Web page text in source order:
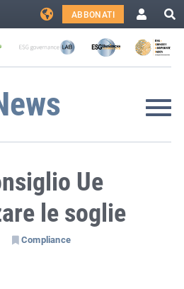
ABBONATI
Ue
le soglie
Compliance